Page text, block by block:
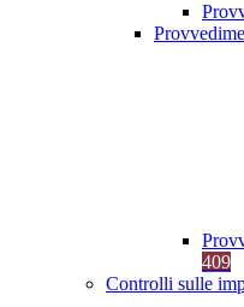
409
Controlli sulle